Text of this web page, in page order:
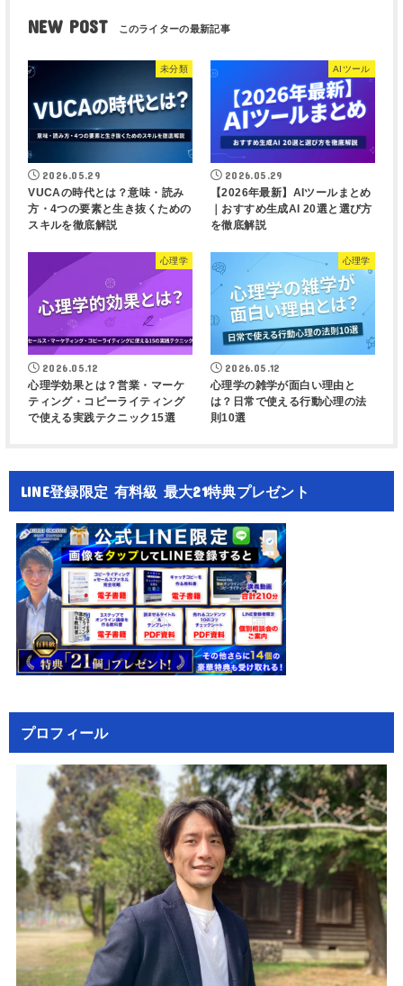
NEW POST
未分類
2026.05.29
VUCAの時代とは？意味・読み
方・4つの要素と生き抜くための
スキルを徹底解説
AIツール
2026.05.29
【2026年最新】AIツールまとめ
｜おすすめ生成AI 20選と選び方
を徹底解説
心理学
2026.05.12
心理学効果とは？営業・マーケ
ティング・コピーライティング
で使える実践テクニック15選
心理学
2026.05.12
心理学の雑学が面白い理由と
は？日常で使える行動心理の法
則10選
LINE登録限定 有料級 最大21特典プレゼント
プロフィール